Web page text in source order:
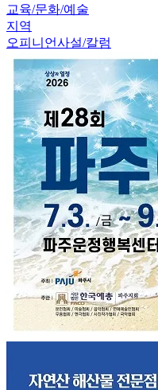
교육/문화/예술
지역
오피니언사설/칼럼